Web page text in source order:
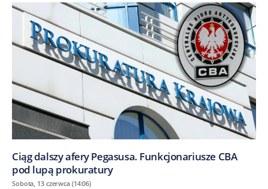
Ciąg dalszy afery Pegasusa. Funkcjonariusze CBA
pod lupą prokuratury
Sobota, 13 czerwca (14:06)